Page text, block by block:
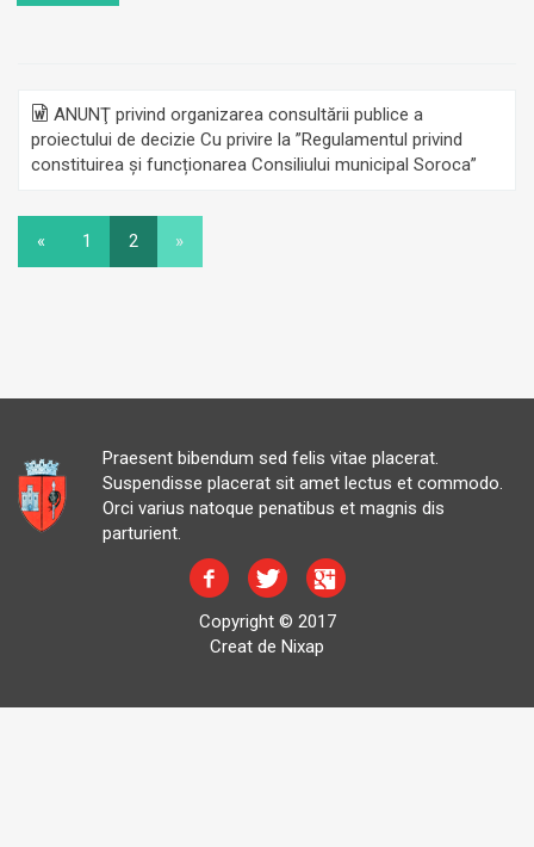
ANUNŢ privind organizarea consultării publice a
proiectului de decizie Cu privire la ”Regulamentul privind
constituirea și funcționarea Consiliului municipal Soroca”
« 1 2 »
Praesent bibendum sed felis vitae placerat.
Suspendisse placerat sit amet lectus et commodo.
Orci varius natoque penatibus et magnis dis
parturient.
Copyright © 2017
Creat de Nixap